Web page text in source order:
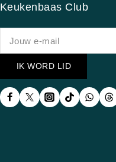
Keukenbaas Club